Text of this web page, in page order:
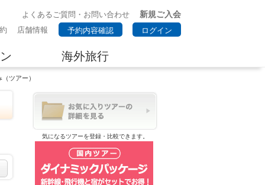
よくあるご質問・お問い合わせ 新規ご入会
店舗情報 予約内容確認 ログイン
海外旅行
ツアー）
気になるツアーを登録・比較できます。